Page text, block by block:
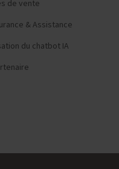
de vente
& Assistance
du chatbot IA